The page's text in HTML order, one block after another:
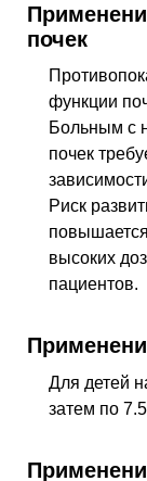
почек
функции
Больным с
почек
Риск
высоких
пациентов.
Для детей
затем по